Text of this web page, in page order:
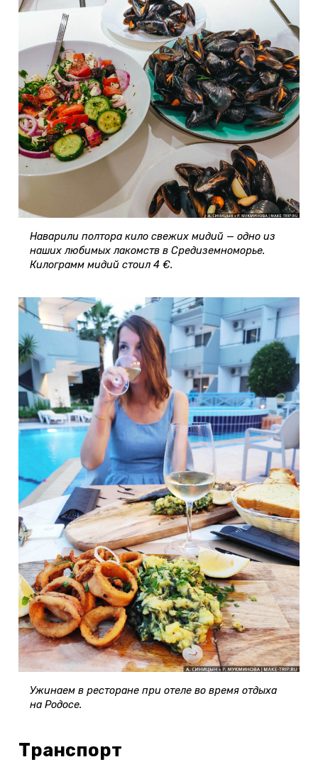
Наварили полтора кило свежих мидий — одно из
наших любимых лакомств в Средиземноморье.
Килограмм мидий стоил 4 €.
Ужинаем в ресторане при отеле во время отдыха
на Родосе.
Транспорт